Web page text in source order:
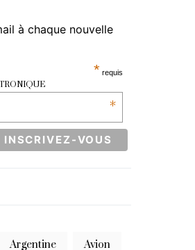
à chaque nouvelle
* requis
*
Argentine Avion